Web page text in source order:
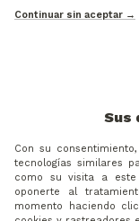
una distancia
TECNOLOGÍAS
probadas de
de uretano
una construcción
rendimiento
Continuar sin aceptar →
Sus
Con su
tecnologías similares
como su visita a
oponerte al
momento haciendo